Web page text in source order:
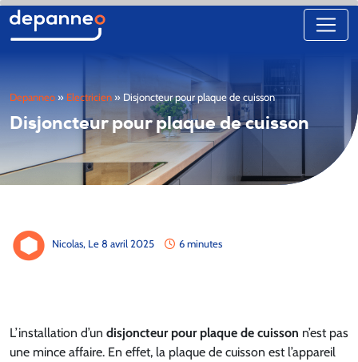
Depanneo» Electricien» Disjoncteur pour plaque de cuisson
Disjoncteur pour plaque de cuisson
Nicolas, Le 8 avril 2025 6 minutes
L’installation d’un disjoncteur pour plaque de cuisson n’est pas
une mince affaire. En effet, la plaque de cuisson est l’appareil